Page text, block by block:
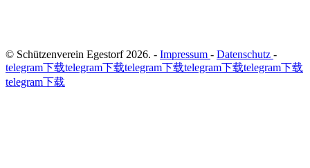
© Schützenverein Egestorf 2026. - Impressum - Datenschutz -
telegram下载telegram下载telegram下载telegram下载telegram下载
telegram下载